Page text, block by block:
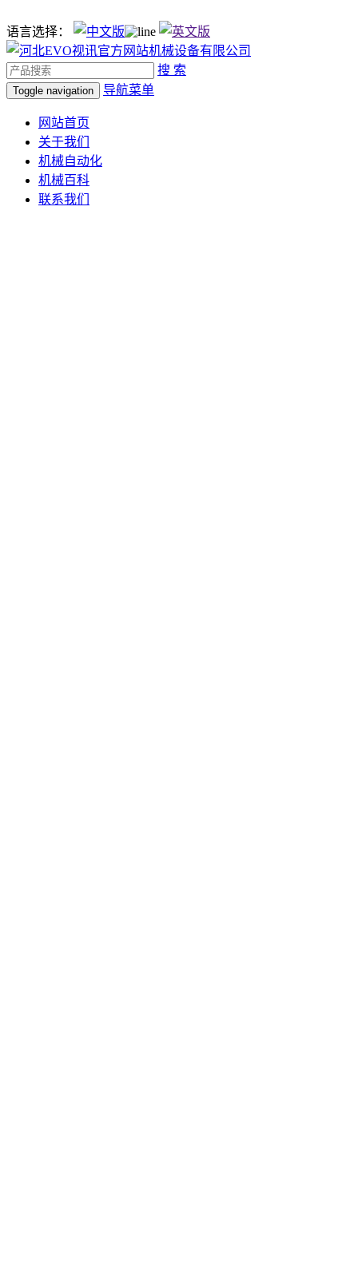
语言选择：
搜 索
Toggle navigation 导航菜单
网站首页
关于我们
机械自动化
机械百科
联系我们